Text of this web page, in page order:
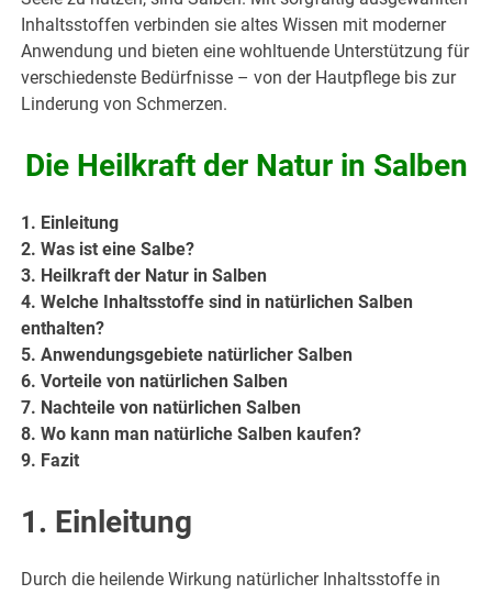
Inhaltsstoffen verbinden sie altes Wissen mit moderner
Anwendung und bieten eine wohltuende Unterstützung für
verschiedenste Bedürfnisse – von der Hautpflege bis zur
Linderung von Schmerzen.
Die Heilkraft der Natur in Salben
1. Einleitung
2. Was ist eine Salbe?
3. Heilkraft der Natur in Salben
4. Welche Inhaltsstoffe sind in natürlichen Salben
enthalten?
5. Anwendungsgebiete natürlicher Salben
6. Vorteile von natürlichen Salben
7. Nachteile von natürlichen Salben
8. Wo kann man natürliche Salben kaufen?
9. Fazit
1. Einleitung
Durch die heilende Wirkung natürlicher Inhaltsstoffe in